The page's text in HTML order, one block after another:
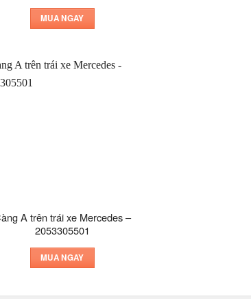
MUA NGAY
A trên trái xe Mercedes –
2053305501
MUA NGAY